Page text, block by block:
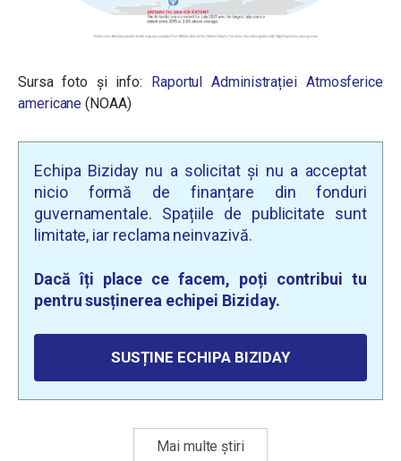
Sursa foto și info: Raportul Administrației Atmosferice
americane (NOAA)
Echipa Biziday nu a solicitat și nu a acceptat
nicio formă de finanțare din fonduri
guvernamentale. Spațiile de publicitate sunt
limitate, iar reclama neinvazivă.
Dacă îți place ce facem, poți contribui tu
pentru susținerea echipei Biziday.
SUSȚINE ECHIPA BIZIDAY
Mai multe știri